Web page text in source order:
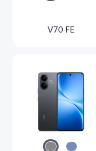
V70 FE